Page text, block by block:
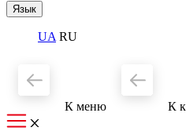
Язык
UA RU
К меню К